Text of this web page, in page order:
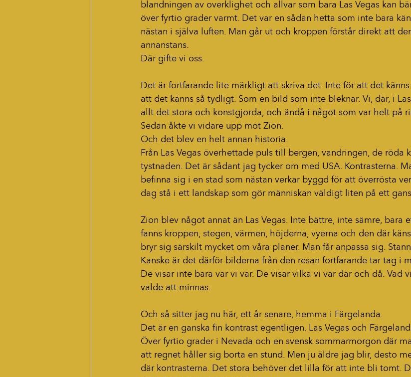
blandningen av overklighet och allvar som bara Las Vegas kan
över fyrtio grader varmt. Det var en sådan hetta som inte bara
nästan i själva luften. Man går ut och kroppen förstår direkt att
annanstans.
Där gifte vi oss.
Det är fortfarande lite märkligt att skriva det. Inte för att det
att det känns så tydligt. Som en bild som inte bleknar. Vi, där, i
allt det stora och konstgjorda, och ändå i något som var helt på
Sedan åkte vi vidare upp mot Zion.
Och det blev en helt annan historia.
Från Las Vegas överhettade puls till bergen, vandringen, de röda
tystnaden. Det är sådant jag tycker om med USA. Kontrasterna.
befinna sig i en stad som nästan verkar byggd för att överrösta
dag stå i ett landskap som gör människan väldigt liten på ett
Zion blev något annat än Las Vegas. Inte bättre, inte sämre, bara
fanns kroppen, stegen, värmen, höjderna, vyerna och den där
bryr sig särskilt mycket om våra planer. Man får anpassa sig.
Kanske är det därför bilderna från den resan fortfarande tar tag i
De visar inte bara var vi var. De visar vilka vi var där och då. Vad
valde att minnas.
Och så sitter jag nu här, ett år senare, hemma i Färgelanda.
Det är en ganska fin kontrast egentligen. Las Vegas och
Över fyrtio grader i Nevada och en svensk sommarmorgon där
att regnet håller sig borta en stund. Men ju äldre jag blir, desto
där kontrasterna. Det stora behöver det lilla för att inte bli tomt.